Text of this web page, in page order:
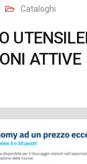
Cataloghi
ATTIVE